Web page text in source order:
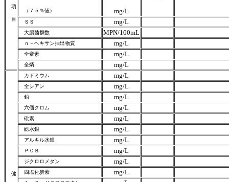
項
目
（７５％値） mg/L
ＳＳ mg/L
大腸菌群数 MPN/100mL
ｎ－ヘキサン抽出物質 mg/L
全窒素 mg/L
全燐 mg/L
健
カドミウム mg/L
全シアン mg/L
鉛 mg/L
六価クロム mg/L
砒素 mg/L
総水銀 mg/L
アルキル水銀 mg/L
ＰＣＢ mg/L
ジクロロメタン mg/L
四塩化炭素 mg/L